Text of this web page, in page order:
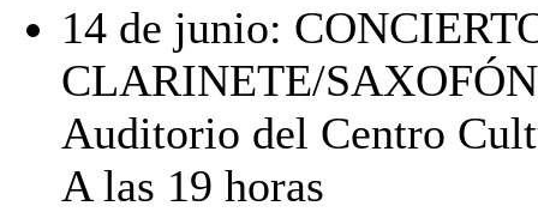
14 de junio:
CLARINETE/
Auditorio del Centro
A las 19 horas